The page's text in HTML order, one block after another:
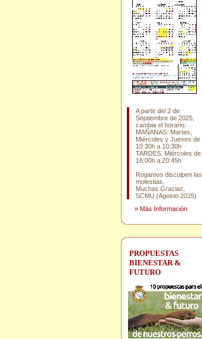
A partir del 2 de
Septiembre de 2025,
cambia el horario:
MAÑANAS: Martes,
Miércoles y Jueves de
10:30h a 10:30h
TARDES. Miércoles de
18:00h a 20:45h
Rogamos disculpen las
molestias,
Muchas Gracias,
SCMU (Agosto 2025)
» Más Información
PROPUESTAS
BIENESTAR &
FUTURO